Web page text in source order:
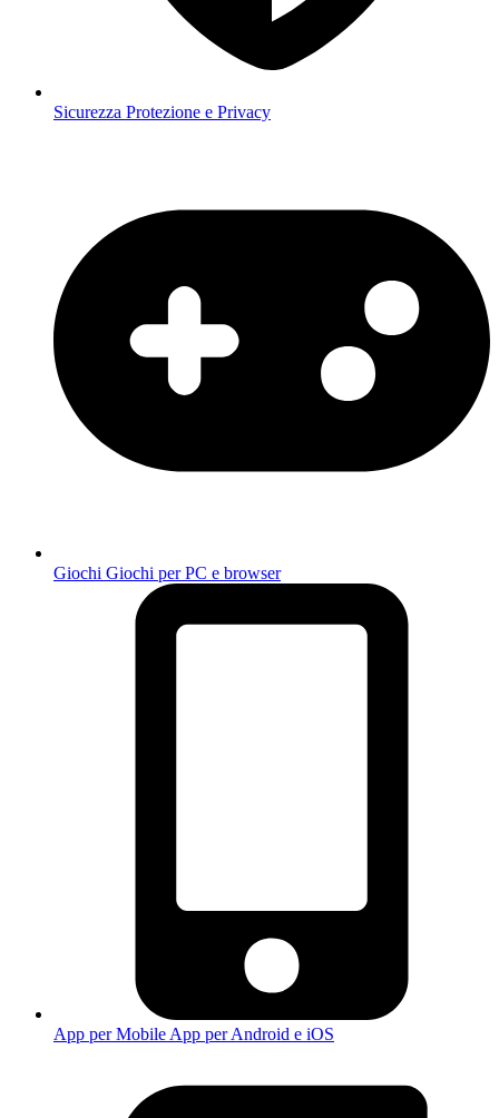
Sicurezza Protezione e Privacy
Giochi Giochi per PC e browser
App per Mobile App per Android e iOS